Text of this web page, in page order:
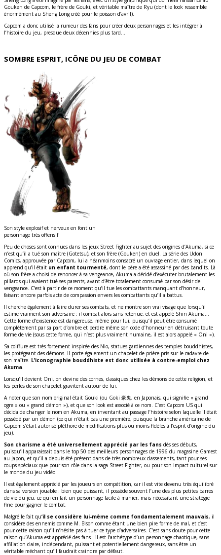
Gouken de Capcom, le frère de Gouki, et véritable maître de Ryu (dont le look ressemble
énormément au Sheng Long créé pour le poisson d’avril).
Capcom a donc utilisé la rumeur des fans pour créer deux personnages et les intégrer à
l’histoire du jeu, presque deux décennies plus tard…
SOMBRE ESPRIT, ICÔNE DU JEU DE COMBAT
Son style explosif et nerveux en font un
personnage très offensif
Peu de choses sont connues dans les jeux Street Fighter au sujet des origines d’Akuma, si ce
n’est qu’il a tué son maître (Gotetsu), et son frère (Gouken) en duel. La série des Udon
Comics, approuvée par Capcom, lui a néanmoins consacré un ouvrage entier, dans lequel on
apprend qu’il était un enfant tourmenté, dont le père a été assassiné par des bandits. Là
où son frère a choisi de renoncer à sa vengeance, Akuma a décidé d’exécuter brutalement les
pillards qui avaient tué ses parents, avant d’être totalement consumé par son désir de
vengeance. C’est à partir de ce moment qu’il tue les combattants manquant d’honneur,
faisant encore parfois acte de compassion envers les combattants qu’il a battus.
Il cherche également à faire durer ses combats, et ne montre son vrai visage que lorsqu’il
estime vraiment son adversaire : il combat alors sans retenue, et est appelé Shin Akuma…
Cette forme d’existence est dangereuse, même pour lui, puisqu’il peut être consumé
complètement par sa part d’ombre et perdre même son code d’honneur en détruisant toute
forme de vie (sous cette forme, qui n’est plus vraiment humaine, il est alors appelé « Oni »).
Sa coiffure est très fortement inspirée des Nio, statues gardiennes des temples bouddhistes,
les protégeant des démons. Il porte également un chapelet de prière pris sur le cadavre de
son maître. L’iconographie bouddhiste est donc utilisée à contre-emploi chez
Akuma
Lorsqu’il devient Oni, on devine des cornes, classiques chez les démons de cette religion, et
les perles de son chapelet gravitent autour de lui.
A noter que son nom original était Gouki (ou Goki 豪鬼, en Japonais, qui signifie « grand
ogre » ou « grand démon »), et que son look est associé à ce nom. C’est Capcom US qui
décida de changer le nom en Akuma, en inventant au passage l’histoire selon laquelle il était
possédé par un démon (ce qui n’était pas une première, puisque la branche américaine de
Capcom s’était autorisé pléthore de modifications plus ou moins fidèles à l’esprit d’origine du
jeu).
Son charisme a été universellement apprécié par les fans dès ses débuts,
puisqu’il apparaissait dans le top 50 des meilleurs personnages de 1996 du magasine Gamest
au Japon, et qu’il a depuis été présent dans de très nombreux classements, tant pour ses
coups spéciaux que pour son rôle dans la saga Street Fighter, ou pour son impact culturel sur
le monde du jeu vidéo.
Il est également apprécié par les joueurs en compétition, car il est vite devenu très équilibré
dans sa version jouable : bien que puissant, il possède souvent l’une des plus petites barres
de vie du jeu, ce qui en fait un personnage facile à manier, mais nécessitant une stratégie
fine pour gagner le combat.
Malgré le fait qu‘il se considère lui-même comme fondamentalement mauvais, il
considère des ennemis comme M. Bison comme étant une bien pire forme de mal, et c’est
pour cette raison qu’il n’hésite pas à tuer ce type d’adversaires. C’est sans doute pour cette
raison qu’Akuma est apprécié des fans : il est l’archétype d’un personnage chaotique, sans
affiliation claire, indépendant, puissant et potentiellement dangereux, sans être un
véritable méchant qu’il faudrait craindre par défaut.